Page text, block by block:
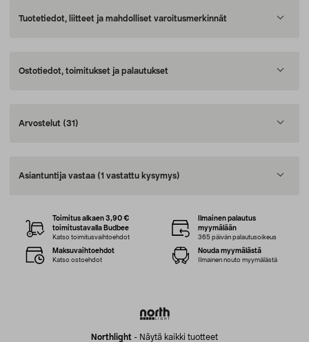
Tuotetiedot, liitteet ja mahdolliset varoitusmerkinnät
Ostotiedot, toimitukset ja palautukset
Arvostelut (31)
Asiantuntija vastaa (1 vastattu kysymys)
Northlight - Näytä kaikki tuotteet
Toimitus alkaen 3,90 €
toimitustavalla Budbee
Katso toimitusvaihtoehdot
Ilmainen palautus
myymälään
365 päivän palautusoikeus
Maksuvaihtoehdot
Katso ostoehdot
Nouda myymälästä
Ilmainen nouto myymälästä